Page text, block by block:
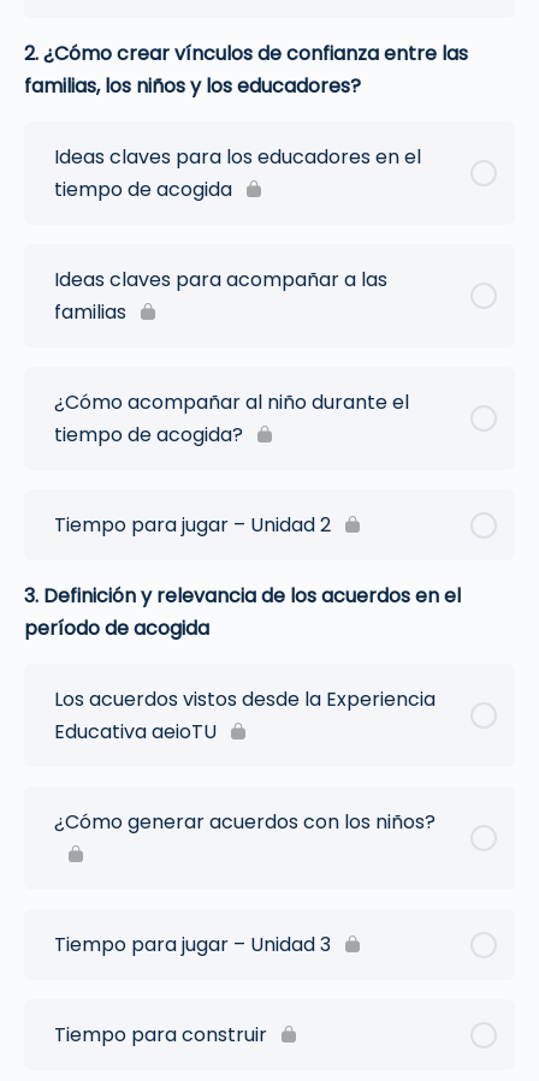
2. ¿Cómo crear vínculos de confianza entre las
familias, los niños y los educadores?
Ideas claves para los educadores en el
tiempo de acogida
Ideas claves para acompañar a las
familias
¿Cómo acompañar al niño durante el
tiempo de acogida?
Tiempo para jugar – Unidad 2
3. Definición y relevancia de los acuerdos en el
período de acogida
Los acuerdos vistos desde la Experiencia
Educativa aeioTU
¿Cómo generar acuerdos con los niños?
Tiempo para jugar – Unidad 3
Tiempo para construir